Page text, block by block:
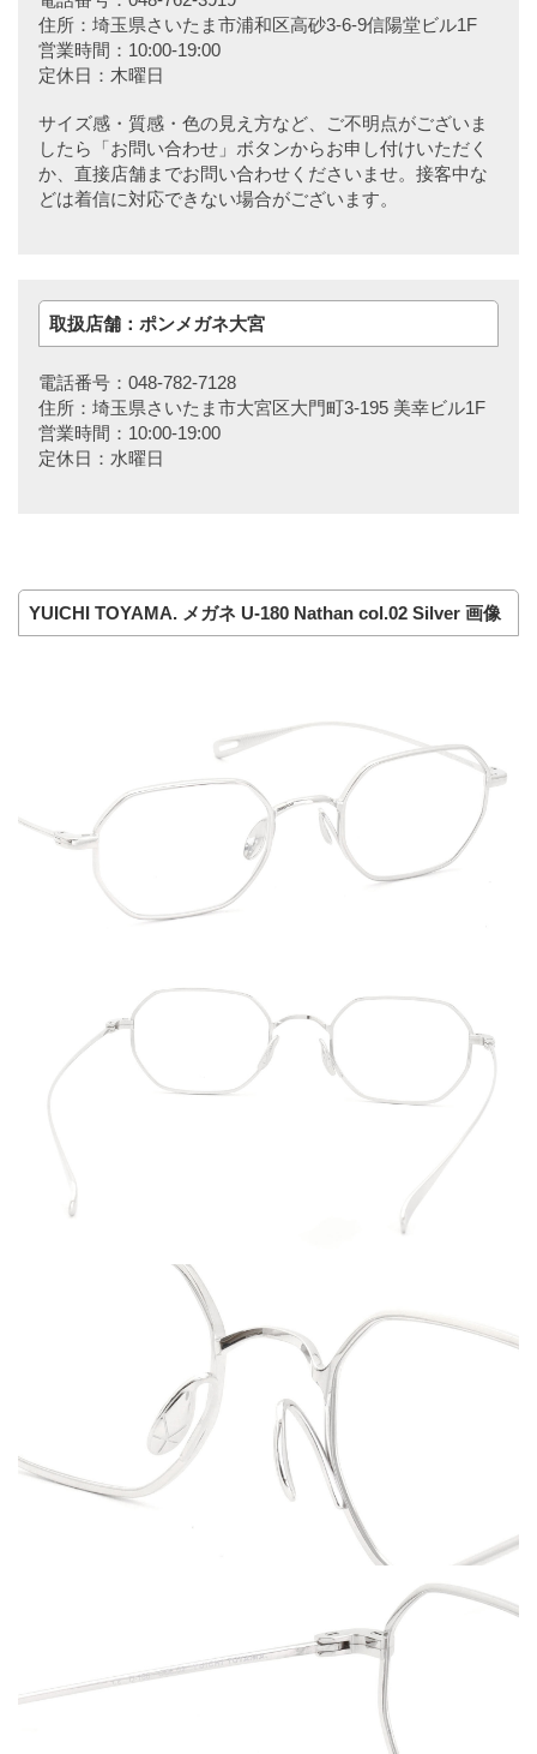
住所：埼玉県さいたま市浦和区高砂3-6-9信陽堂ビル1F
営業時間：10:00-19:00
定休日：木曜日
サイズ感・質感・色の見え方など、ご不明点がございま
したら「お問い合わせ」ボタンからお申し付けいただく
か、直接店舗までお問い合わせくださいませ。接客中な
どは着信に対応できない場合がございます。
取扱店舗：ポンメガネ大宮
電話番号：048-782-7128
住所：埼玉県さいたま市大宮区大門町3-195 美幸ビル1F
営業時間：10:00-19:00
定休日：水曜日
YUICHI TOYAMA. メガネ U-180 Nathan col.02 Silver 画像